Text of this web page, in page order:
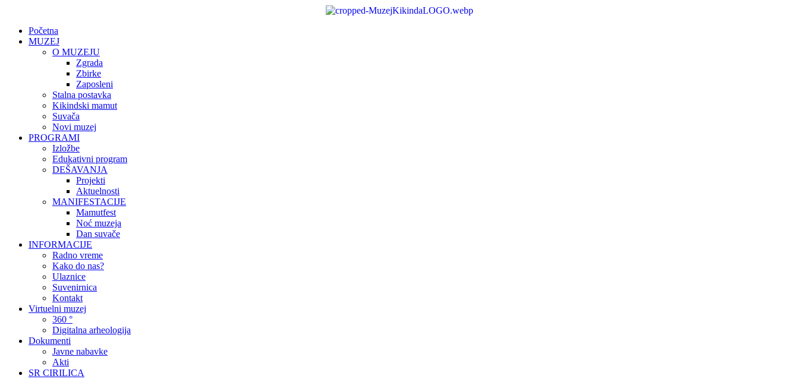
Početna
MUZEJ
O MUZEJU
Zgrada
Zbirke
Zaposleni
Stalna postavka
Kikindski mamut
Suvača
Novi muzej
PROGRAMI
Izložbe
Edukativni program
DEŠAVANJA
Projekti
Aktuelnosti
MANIFESTACIJE
Mamutfest
Noć muzeja
Dan suvače
INFORMACIJE
Radno vreme
Kako do nas?
Ulaznice
Suvenirnica
Kontakt
Virtuelni muzej
360 °
Digitalna arheologija
Dokumenti
Javne nabavke
Akti
SR CIRILICA